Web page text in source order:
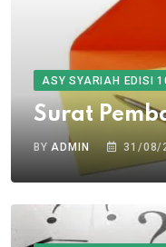
ASY SYARIAH EDISI
Surat
BYADMIN 31/08/